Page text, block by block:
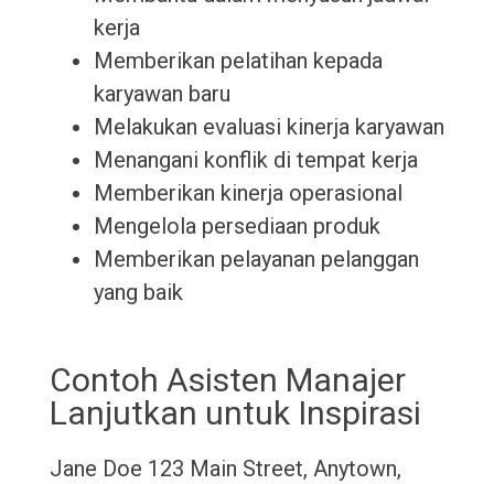
kerja
Memberikan pelatihan kepada
karyawan baru
Melakukan evaluasi kinerja karyawan
Menangani konflik di tempat kerja
Memberikan kinerja operasional
Mengelola persediaan produk
Memberikan pelayanan pelanggan
yang baik
Contoh Asisten Manajer
Lanjutkan untuk Inspirasi
Jane Doe 123 Main Street, Anytown,